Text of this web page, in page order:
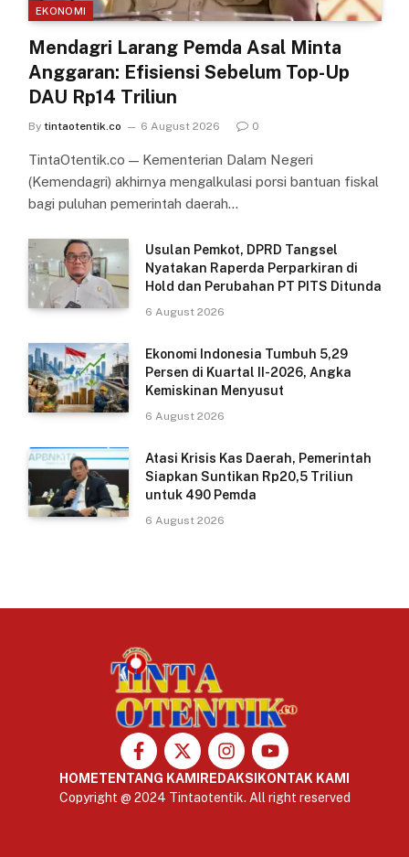
EKONOMI
Mendagri Larang Pemda Asal Minta
Anggaran: Efisiensi Sebelum Top-Up
DAU Rp14 Triliun
By tintaotentik.co 6 August 2026 0
TintaOtentik.co — Kementerian Dalam Negeri
(Kemendagri) akhirnya mengalkulasi porsi bantuan fiskal
bagi puluhan pemerintah daerah…
Usulan Pemkot, DPRD Tangsel
Nyatakan Raperda Perparkiran di
Hold dan Perubahan PT PITS Ditunda
6 August 2026
Ekonomi Indonesia Tumbuh 5,29
Persen di Kuartal II-2026, Angka
Kemiskinan Menyusut
6 August 2026
Atasi Krisis Kas Daerah, Pemerintah
Siapkan Suntikan Rp20,5 Triliun
untuk 490 Pemda
6 August 2026
HOMETENTANG KAMI REDAKSI KONTAK KAMI
Copyright @ 2024 Tintaotentik. All right reserved